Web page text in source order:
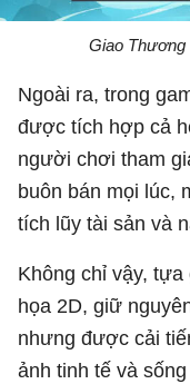
Giao Thương
Ngoài ra, trong
được tích hợp cả
người chơi tham
buôn bán mọi lúc,
tích lũy tài sản và
Không chỉ vậy,
họa 2D, giữ
nhưng được cải
ảnh tinh tế và